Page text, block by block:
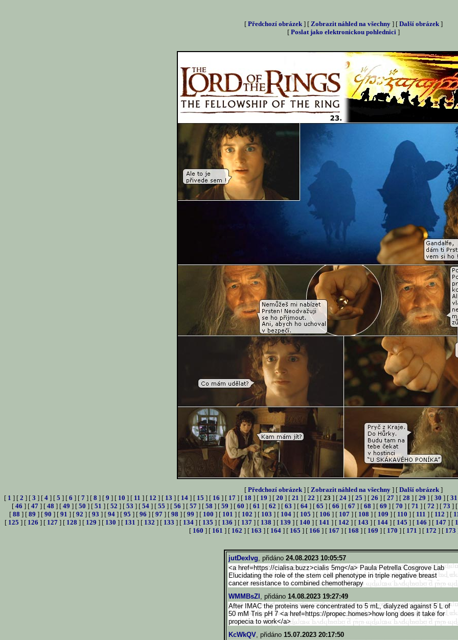
[ Předchozí obrázek ] [ Zobrazit náhled na všechny ] [ Další obrázek ]
[ Poslat jako elektronickou pohlednici ]
[ Předchozí obrázek ] [ Zobrazit náhled na všechny ] [ Další obrázek ]
[ 1 ] [ 2 ] [ 3 ] [ 4 ] [ 5 ] [ 6 ] [ 7 ] [ 8 ] [ 9 ] [ 10 ] [ 11 ] [ 12 ] [ 13 ] [ 14 ] [ 15 ] [ 16 ] [ 17 ] [ 18 ] [ 19 ] [ 20 ] [ 21 ] [ 22 ] [ 23 ] [ 24 ] [ 25 ] [ 26 ] [ 27 ] [ 28 ] [ 29 ] [ 30 ] [ 31
[ 46 ] [ 47] [ 48 ] [ 49 ] [ 50 ] [ 51 ] [ 52 ] [ 53 ] [ 54] [ 55 ] [ 56 ] [ 57] [ 58 ] [ 59 ] [ 60 ] [ 61 ] [ 62 ] [ 63 ] [ 64] [ 65 ] [ 66 ] [ 67] [ 68 ] [ 69 ] [ 70 ] [ 71 ] [ 72 ] [ 73 ]
[ 88 ] [ 89 ] [ 90 ] [ 91 ] [ 92 ] [ 93 ] [ 94 ] [ 95 ] [ 96 ] [ 97 ] [ 98 ] [ 99 ] [ 100 ] [ 101 ] [ 102 ] [ 103 ] [ 104 ] [ 105 ] [ 106 ] [ 107 ] [ 108 ] [ 109 ] [ 110 ] [ 111 ] [ 112 ] [
[ 125 ] [ 126 ] [ 127] [ 128 ] [ 129 ] [ 130 ] [ 131 ] [ 132 ] [ 133 ] [ 134] [ 135 ] [ 136 ] [ 137] [ 138 ] [ 139 ] [ 140 ] [ 141 ] [ 142 ] [ 143 ] [ 144] [ 145 ] [ 146 ] [ 147] [
[ 160 ] [ 161 ] [ 162 ] [ 163 ] [ 164] [ 165 ] [ 166 ] [ 167] [ 168 ] [ 169 ] [ 170 ] [ 171 ] [ 172 ] [ 173
jutDexIvg, přidáno 24.08.2023 10:05:57
<a href=https://cialisa.buzz>cialis 5mg</a> Paula Petrella Cosgrove Lab
Elucidating the role of the stem cell phenotype in triple negative breast
cancer resistance to combined chemotherapy
WMMBsZl , přidáno 14.08.2023 19:27:49
After IMAC the proteins were concentrated to 5 mL, dialyzed against 5 L of
50 mM Tris pH 7 <a href=https://propec.homes>how long does it take for
propecia to work</a>
KcWkQV, přidáno 15.07.2023 20:17:50